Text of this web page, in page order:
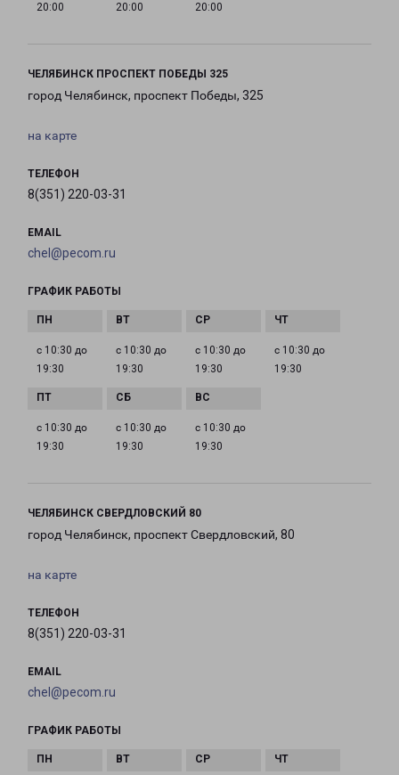
20:00
20:00
20:00
ЧЕЛЯБИНСК ПРОСПЕКТ ПОБЕДЫ 325
город Челябинск, проспект Победы, 325
на карте
ТЕЛЕФОН
8(351) 220-03-31
EMAIL
chel@pecom.ru
ГРАФИК РАБОТЫ
с 10:30 до
19:30
с 10:30 до
19:30
с 10:30 до
19:30
с 10:30 до
19:30
с 10:30 до
19:30
с 10:30 до
19:30
с 10:30 до
19:30
ЧЕЛЯБИНСК СВЕРДЛОВСКИЙ 80
город Челябинск, проспект Свердловский, 80
на карте
ТЕЛЕФОН
8(351) 220-03-31
EMAIL
chel@pecom.ru
ГРАФИК РАБОТЫ